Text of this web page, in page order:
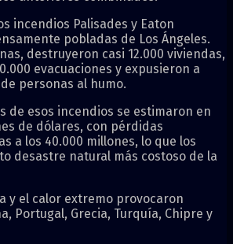
incendios Palisades y Eaton
pobladas de Los Ángeles.
destruyeron casi 12.000 viviendas,
evacuaciones y expusieron a
personas al humo.
de esos incendios se estimaron en
de dólares, con pérdidas
a los 40.000 millones, lo que los
desastre natural más costoso de la
y el calor extremo provocaron
Portugal, Grecia, Turquía, Chipre y